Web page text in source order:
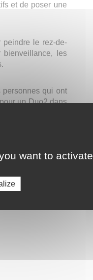
et de poser une
peindre le rez-de-
bienveillance, les
personnes qui ont
un Duo2 dans
want to activate